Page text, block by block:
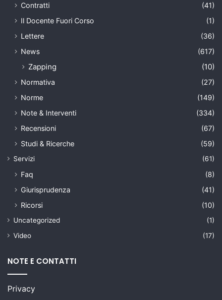
Contratti
(41)
Il Docente Fuori Corso
(1)
Lettere
(36)
News
(617)
Zapping (10)
Normativa
(27)
Norme
(149)
Note & Interventi
(334)
Recensioni
(67)
Studi & Ricerche
(59)
Servizi (61)
Faq
(8)
Giurisprudenza
(41)
Ricorsi
(10)
Uncategorized
(1)
Video
(17)
NOTE E CONTATTI
Privacy